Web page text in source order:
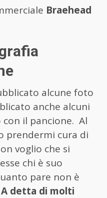
Braehead
alcune foto
anche alcuni
il pancione. Al
prendermi cura di
voglio che si
chi è suo
pare non è
A detta di molti